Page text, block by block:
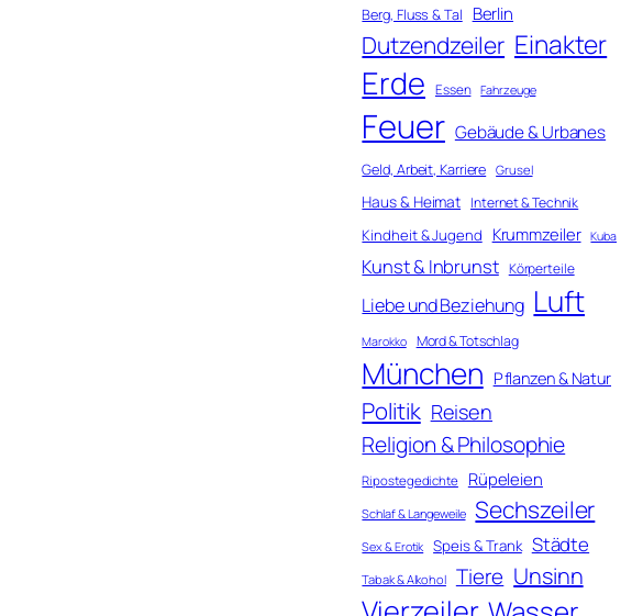
Berg, Fluss & Tal Berlin
Dutzendzeiler Einakter
Erde Essen Fahrzeuge
Feuer Gebäude & Urbanes
Geld, Arbeit, Karriere Grusel
Haus & Heimat Internet & Technik
Kindheit & Jugend Krummzeiler Kuba
Kunst & Inbrunst Körperteile
Liebe und Beziehung Luft
Marokko Mord & Totschlag
München Pflanzen & Natur
Politik Reisen
Religion & Philosophie
Ripostegedichte Rüpeleien
Schlaf & Langeweile Sechszeiler
Sex & Erotik Speis & Trank Städte
Tabak & Alkohol Tiere Unsinn